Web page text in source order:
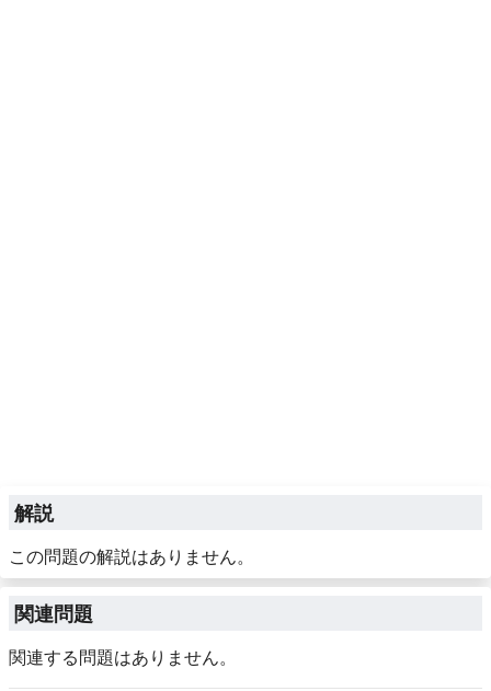
解説
この問題の解説はありません。
関連問題
関連する問題はありません。